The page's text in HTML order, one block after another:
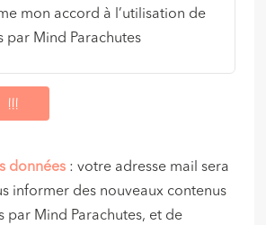
mon accord à l’utilisation de
par Mind Parachutes
données : votre adresse mail sera
informer des nouveaux contenus
par Mind Parachutes, et de